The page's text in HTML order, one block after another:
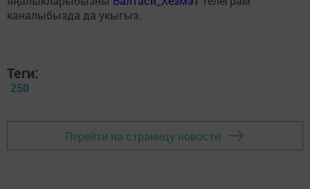
каналыбызда да укыгыз.
Теги:
250
Перейти на страницу новости